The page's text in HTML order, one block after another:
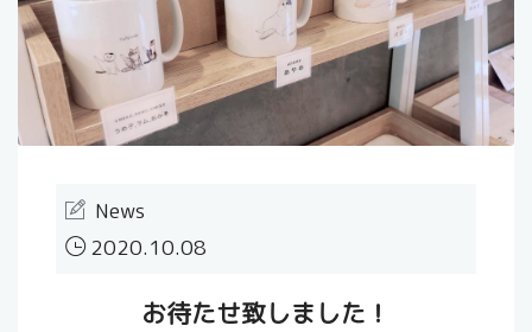
News
2020.10.08
お待たせ致しました！